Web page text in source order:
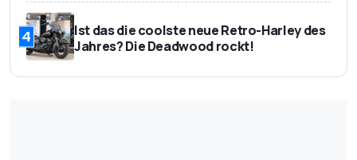
4
Ist das die coolste neue Retro-Harley des
Jahres? Die Deadwood rockt!